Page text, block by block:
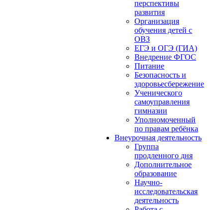
перспективы
развития
Организация
обучения детей с
ОВЗ
ЕГЭ и ОГЭ (ГИА)
Внедрение ФГОС
Питание
Безопасность и
здоровьесбережение
Ученического
самоуправления
гимназии
Уполномоченный
по правам ребёнка
Внеурочная деятельность
Группа
продленного дня
Дополнительное
образование
Научно-
исследовательская
деятельность